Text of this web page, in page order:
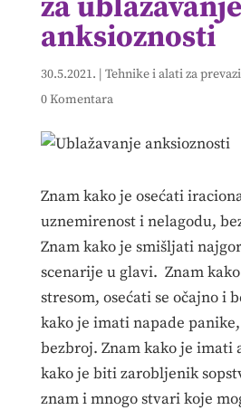
za ublažavanje
anksioznosti
30.5.2021. | Tehnike i alati za
0 Komentara
Znam kako je osećati
uznemirenost i nelagodu,
Znam kako je smišljati
scenarije u glavi. Znam
stresom, osećati se očajno i
kako je imati napade
bezbroj. Znam kako je imati
kako je biti zarobljenik
znam i mnogo stvari koje